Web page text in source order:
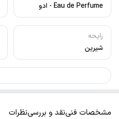
Eau de Perfume - ادو
پرفیوم
رایحه
شیرین
مشخصات فنینقد و بررسینظرات